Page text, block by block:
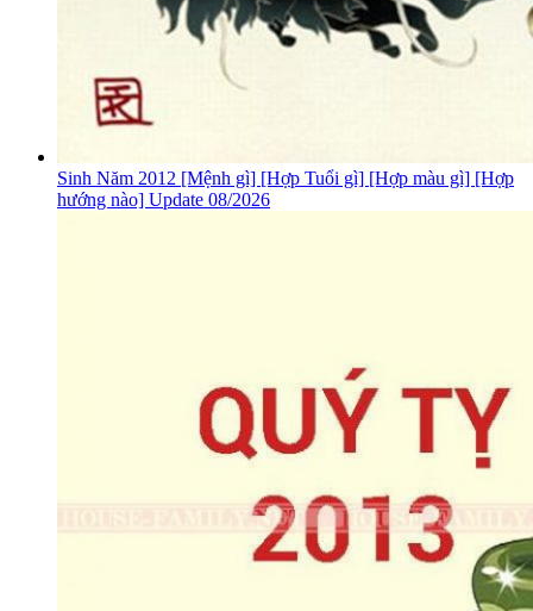
Sinh Năm 2012 [Mệnh gì] [Hợp Tuổi gì] [Hợp màu gì] [Hợp
hướng nào] Update 08/2026